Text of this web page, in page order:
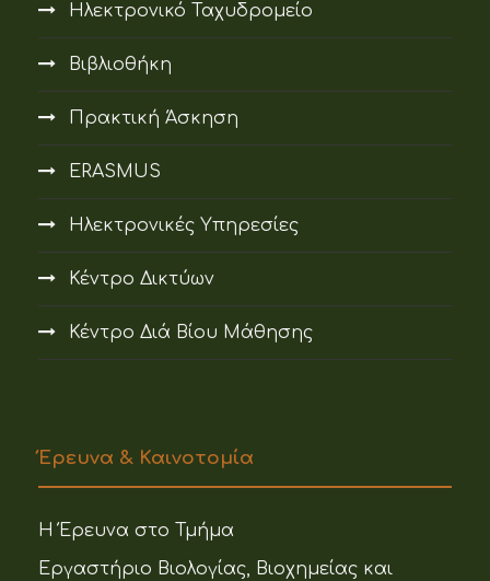
Ηλεκτρονικό Ταχυδρομείο
Βιβλιοθήκη
Πρακτική Άσκηση
ERASMUS
Ηλεκτρονικές Υπηρεσίες
Κέντρο Δικτύων
Κέντρο Διά Βίου Μάθησης
Έρευνα & Καινοτομία
Η Έρευνα στο Τμήμα
Εργαστήριο Βιολογίας, Βιοχημείας και